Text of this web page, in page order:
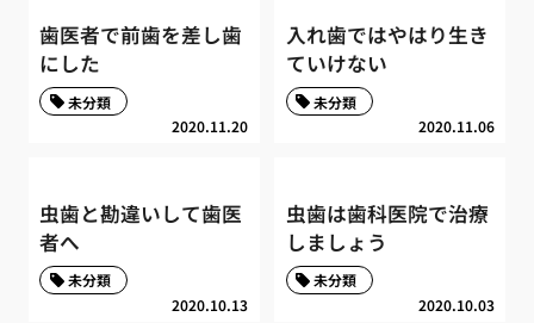
歯医者で前歯を差し歯
にした
2020.11.20
未分類
入れ歯ではやはり生き
ていけない
2020.11.06
未分類
虫歯と勘違いして歯医
者へ
2020.10.13
未分類
虫歯は歯科医院で治療
しましょう
2020.10.03
未分類